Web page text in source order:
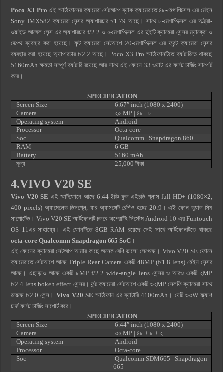
Poco X3 Pro এই স্মার্টফোনের ক্যামেরা সেটআপে ব্যাক ক্যামেরাতে ৪৮-মেগাপিক্সেল এর মেইন
Sony IMX582 ক্যামেরা সেন্সর অ্যাপারচার f/1.79 আছে। সাথে ৮-মেগাপিক্সেল এর আল্ট্রা-
ওয়াইড আঙ্গেল লেন্স এর অ্যাপারচার f/2.2 ও ২-মেগাপিক্সেল এর দুইটি ক্যামেরা সেন্সর ম্যাক্রো ও
ডেপথ ব্যবহার করা হয়েছে। ফন্ট ক্যামেরা সেটআপে 20-মেগাপিক্সেল এর ফ্রন্ট ক্যামেরা সেন্সর
ব্যবহার করা হয়েছে অ্যাপারচার f/2.2 আছে। Poco X3 Pro স্মার্টফোনটিতে ব্যাটারিতে থাকছে
5160mAh ক্ষমতা সম্পূর্ণ ব্যাটারি রয়েছে আর সাথে এই ফোনে 33 ওয়াট এর ফাস্ট চার্জিং সাপোর্ট
করে।
SPECIFICATION
Screen Size
6.67″ inch (1080 x 2400)
Camera
২০ MP | ৪৮+ ৮
Operating system
Android
Processor
Octa-core
Soc
Qualcomm Snapdragon 860
RAM
6 GB
Battery
5160 mAh
মূল্য
25,000 টাকা
4.VIVO V20 SE
Vivo V20 SE এই স্মার্টফোনে আছে 6.44 ইঞ্চি ফুল এইচডি প্লাস full-HD+ (1080×2,
400 pixels) অ্যামেলেড ডিসপ্লে, যার অ্যাসপেক্ট রেশিও হচ্ছে 20:9। এই ফোন ডুয়াল-সিম
সাপোর্টেড। Vivo V20 SE স্মার্টফোনটি চলবে অপেরাটিং সিস্টেম Android 10-এর Funtouch
OS 11এর সাহায্যে। এই ফোনটিতে 8GB RAM রয়েছে সেই সাথে স্মার্টফোনটিতে থাকছে
octa-core Qualcomm Snapdragon 665 SoC ।
এই ফোনের ক্যামেরা সেটআপ আমার কাছে অনেক বেশি ভালো লেগেছে। Vivo V20 SE ফোনে
ক্যামেরাতে সেটআপে আছে Triple Rear Camera একটি 48MP (f/1.8 lens) মেইন সেন্সর
আছে। এছাড়াও আছে একটি ৮MP f/2.2 wide-angle lens সেন্সর ও আরও একটি ২MP
f/2.4 lens bokeh effect সেন্সর। ফন্ট ক্যামেরা সেটআপে একটি ৩২MP সেলফি ক্যামেরা সাথে
রয়েছে f/2.0 লেন্স। Vivo V20 SE স্মার্টফোন এর ব্যাটারি 4100mAh। যেটি ৩৩W ফ্ল্যাশ
চার্জ ফাস্ট চার্জিং সাপোর্ট করে।
SPECIFICATION
Screen Size
6.44″ inch (1080 x 2400)
Camera
৩২ MP | ৪৮ + ৮ + ২
Operating system
Android
Processor
Octa-core
Soc
Qualcomm SDM665 Snapdragon
665